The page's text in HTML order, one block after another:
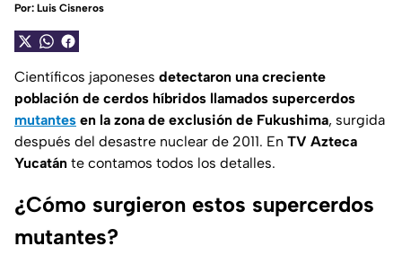
Por: Luis Cisneros
Científicos japoneses detectaron una creciente
población de cerdos híbridos llamados supercerdos
mutantes en la zona de exclusión de Fukushima, surgida
después del desastre nuclear de 2011. En TV Azteca
Yucatán te contamos todos los detalles.
¿Cómo surgieron estos supercerdos
mutantes?